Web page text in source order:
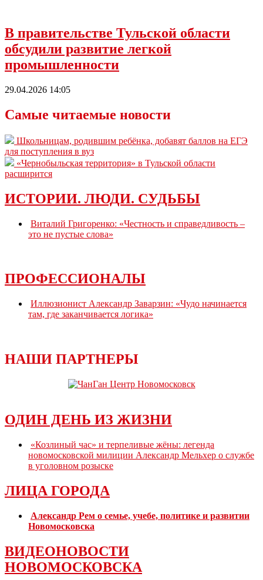
В правительстве Тульской области
обсудили развитие легкой
промышленности
29.04.2026 14:05
Самые читаемые новости
Школьницам, родившим ребёнка, добавят баллов на ЕГЭ
для поступления в вуз
«Чернобыльская территория» в Тульской области
расширится
ИСТОРИИ. ЛЮДИ. СУДЬБЫ
Виталий Григоренко: «Честность и справедливость –
это не пустые слова»
ПРОФЕССИОНАЛЫ
Иллюзионист Александр Заварзин: «Чудо начинается
там, где заканчивается логика»
НАШИ ПАРТНЕРЫ
ОДИН ДЕНЬ ИЗ ЖИЗНИ
«Козлиный час» и терпеливые жёны: легенда
новомосковской милиции Александр Мельхер о службе
в уголовном розыске
ЛИЦА ГОРОДА
Александр Рем о семье, учебе, политике и развитии
Новомосковска
ВИДЕОНОВОСТИ
НОВОМОСКОВСКА